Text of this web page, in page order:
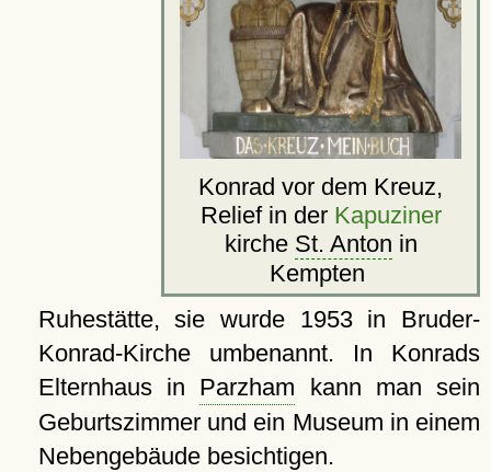
Konrad vor dem Kreuz,
Relief in der Kapuziner
kirche St. Anton in
Kempten
Ruhestätte, sie wurde 1953 in Bruder-
Konrad-Kirche umbenannt. In Konrads
Elternhaus in Parzham kann man sein
Geburtszimmer und ein Museum in einem
Nebengebäude besichtigen.